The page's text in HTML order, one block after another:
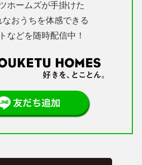
ホームズが手掛けた
なおうちを体感できる
などを随時配信中！